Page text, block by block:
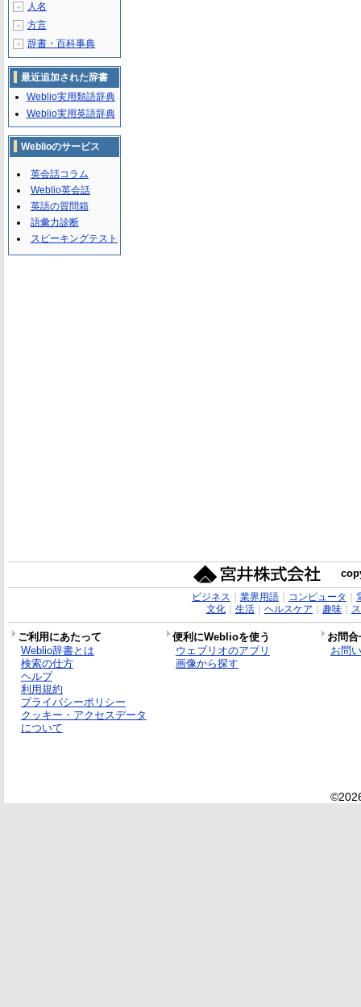
＋ 人名
＋ 方言
＋ 辞書・百科事典
最近追加された辞書
Weblio実用類語辞典
Weblio実用英語辞典
Weblioのサービス
英会話コラム
Weblio英会話
英語の質問箱
語彙力診断
スピーキングテスト
ビジネス 業界用語｜ コンピュータ
文化｜ 生活｜ ヘルスケア 趣味｜
ご利用にあたって 便利にWeblioを使う
お問
Weblio辞書とは
検索の仕方
ヘルプ
利用規約
プライバシーポリシー
クッキー・アクセスデータ
について
ウェブリオのアプリ
画像から探す
お問